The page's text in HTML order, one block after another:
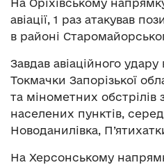
На Оріхівському
авіації, 1 раз атакував
в районі
Завдав авіаційного
Токмачки Запорізької
та мінометних обстрілів
населених пунктів,
Новоданилівка,
На Херсонському